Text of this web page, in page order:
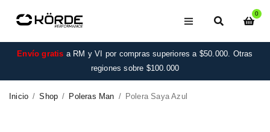
0
Envío gratis a RM y VI por compras superiores a $50.000. Otras
regiones sobre $100.000
Inicio / Shop / Poleras Man / Polera Saya Azul